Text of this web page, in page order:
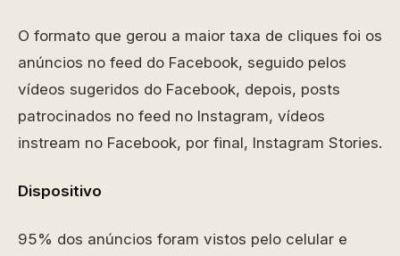
O formato que gerou a maior taxa de cliques foi os
anúncios no feed do Facebook, seguido pelos
vídeos sugeridos do Facebook, depois, posts
patrocinados no feed no Instagram, vídeos
instream no Facebook, por final, Instagram Stories.
Dispositivo
95% dos anúncios foram vistos pelo celular e